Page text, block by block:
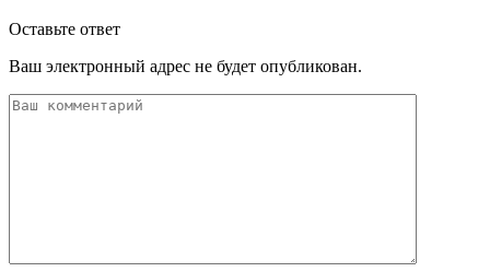
Оставьте ответ
Ваш электронный адрес не будет опубликован.